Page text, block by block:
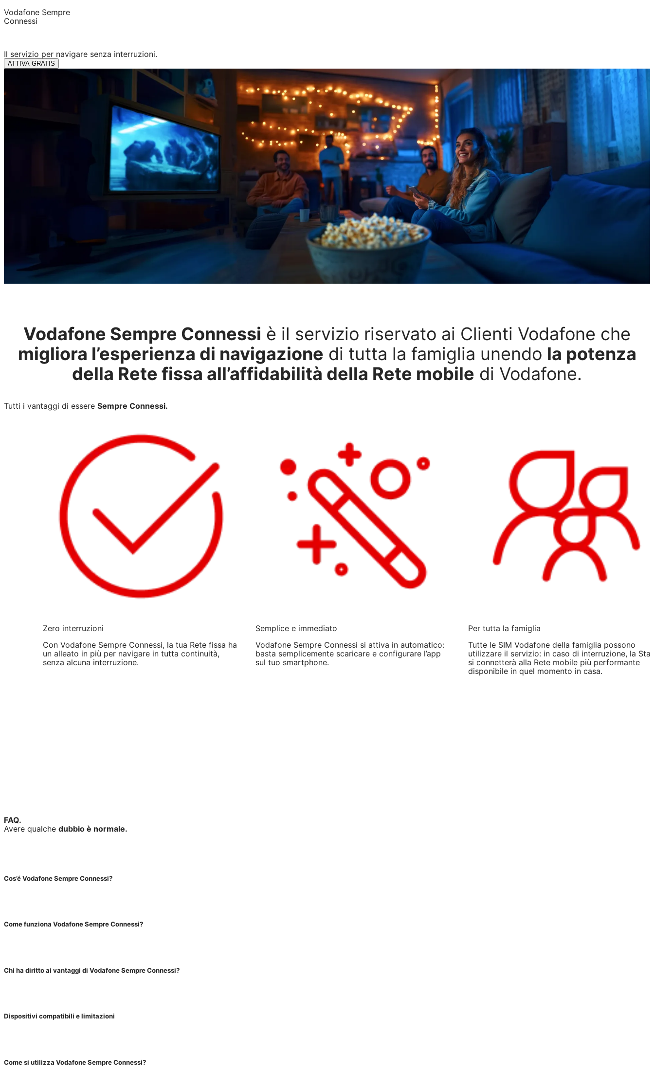
Vodafone Sempre
Connessi
Il servizio per navigare senza interruzioni.
ATTIVA GRATIS
Vodafone Sempre Connessi è il servizio riservato ai Clienti Vodafone che
migliora l’esperienza di navigazione di tutta la famiglia unendo la potenza
della Rete fissa all’affidabilità della Rete mobile di Vodafone.
Tutti i vantaggi di essere Sempre Connessi.
Zero interruzioni
Con Vodafone Sempre Connessi, la tua Rete fissa ha
un alleato in più per navigare in tutta continuità,
senza alcuna interruzione.
Semplice e immediato
Vodafone Sempre Connessi si attiva in automatico:
basta semplicemente scaricare e configurare l’app
sul tuo smartphone.
Per tutta la famiglia
Tutte le SIM Vodafone della famiglia possono
utilizzare il servizio: in caso di interruzione, la
si connetterà alla Rete mobile più performante
disponibile in quel momento in casa.
FAQ.
Avere qualche dubbio è normale.
Cos’é Vodafone Sempre Connessi?
Come funziona Vodafone Sempre Connessi?
Chi ha diritto ai vantaggi di Vodafone Sempre Connessi?
Dispositivi compatibili e limitazioni
Come si utilizza Vodafone Sempre Connessi?